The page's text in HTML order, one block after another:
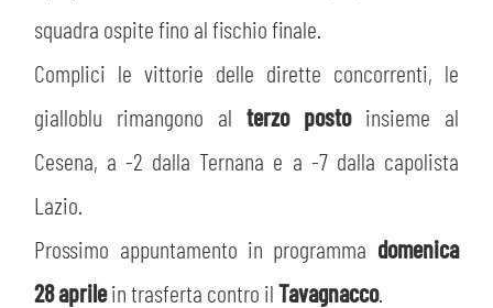
LAVORA CON NOI
INFORMATIVA FINANZIARIA
LEGENDS
PARTNER
MEDIA
squadra ospite fino al fischio finale.
Complici le vittorie delle dirette concorrenti, le
gialloblu rimangono al terzo postoinsieme al
Cesena, a -2 dalla Ternana e a -7 dalla capolista
Lazio.
Prossimo appuntamento in programma domenica
28 aprilein trasferta contro ilTavagnacco.